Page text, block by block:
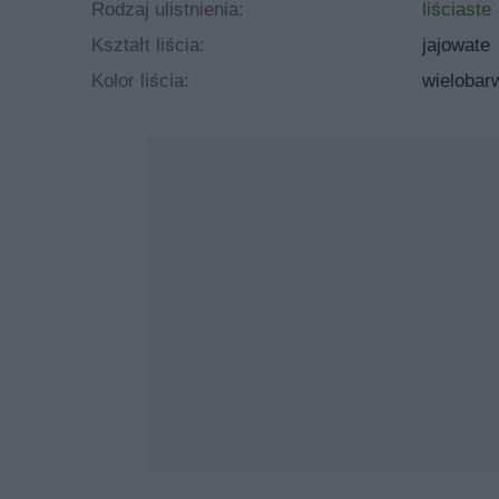
Rodzaj ulistnienia:
liściaste
Kształt liścia:
jajowate
Kolor liścia: